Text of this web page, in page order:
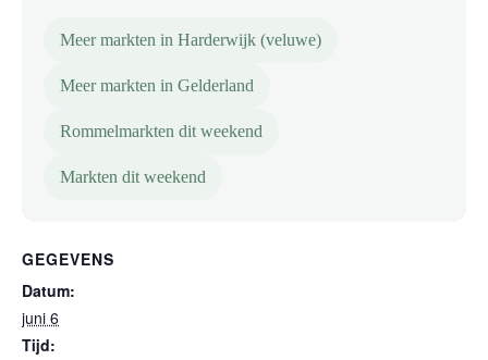
Meer markten in Harderwijk (veluwe)
Meer markten in Gelderland
Rommelmarkten dit weekend
Markten dit weekend
GEGEVENS
Datum:
juni 6
Tijd: